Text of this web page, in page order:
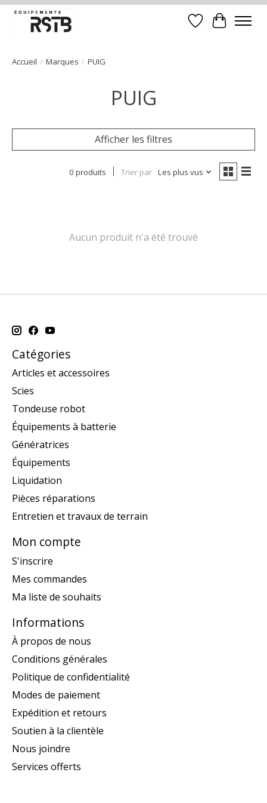
Liste dePanier
Accueil / Marques / PUIG
PUIG
Afficher les filtres
0 produits Trier par Les plus vus
Aucun produit n'a été trouvé
Catégories
Articles et accessoires
Scies
Tondeuse robot
Équipements à batterie
Génératrices
Équipements
Liquidation
Pièces réparations
Entretien et travaux de terrain
Mon compte
S'inscrire
Mes commandes
Ma liste de souhaits
Informations
À propos de nous
Conditions générales
Politique de confidentialité
Modes de paiement
Expédition et retours
Soutien à la clientèle
Nous joindre
Services offerts